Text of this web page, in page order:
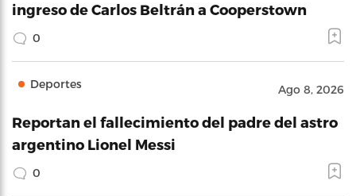
ingreso de Carlos Beltrán a Cooperstown
0
Deportes Ago 8, 2026
Reportan el fallecimiento del padre del astro
argentino Lionel Messi
0